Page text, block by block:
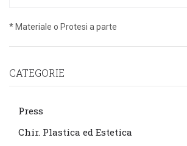
* Materiale o Protesi a parte
CATEGORIE
Press
Chir. Plastica ed Estetica